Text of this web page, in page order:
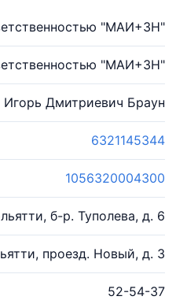
"МАИ+3Н"
"МАИ+3Н"
Игорь Дмитриевич Браун
6321145344
1056320004300
б-р. Туполева, д. 6
проезд. Новый, д. 3
52-54-37